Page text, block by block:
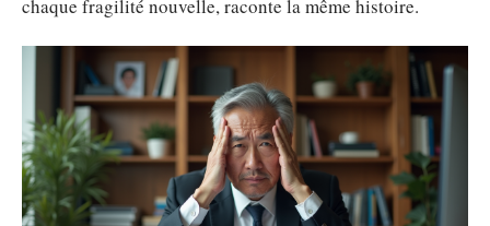
chaque fragilité nouvelle, raconte la même histoire.